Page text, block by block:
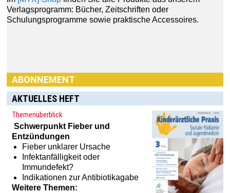
ABONNEMENT
Haben Sie Interesse an einem Abonnement? Dann klicken
Sie einfach hier: [MTX]-Shop
AKTUELLES HEFT
Themenüberblick
Schwerpunkt Fieber und
Entzündungen
Fieber unklarer Ursache
Infektanfälligkeit oder
Immundefekt?
Indikationen zur Antibiotikagabe
Weitere Themen: